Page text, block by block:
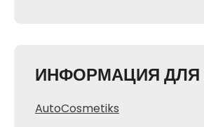
ИНФОРМАЦИЯ ДЛЯ
AutoCosmetiks